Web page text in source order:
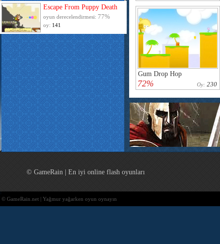
Escape From Puppy Death
oyun derecelendirmesi: 77%
oy: 141
Gum Drop Hop
72% Oy: 230
© GameRain | En iyi online flash oyunları
© GameRain.net | Yağmur yağarken oyun oynayın